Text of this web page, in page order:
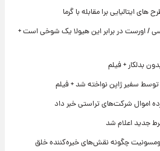
های ایتالیایی برا مقابله با گرما
/ اورست در برابر این هیولا یک شوخی است +
بدلکار + فیلم
سفیر ژاپن نواخته شد + فیلم
اموال شرکت‌های تراستی خبر داد
جدید اعلام شد
چگونه نقش‌های خیره‌کننده خلق